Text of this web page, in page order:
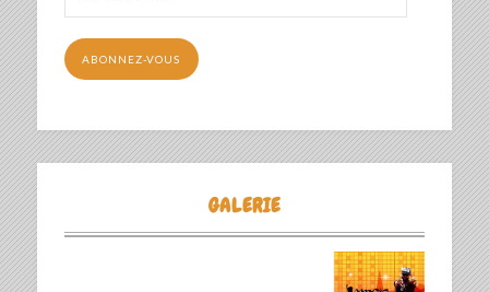
e-
mail
ABONNEZ-VOUS
GALERIE